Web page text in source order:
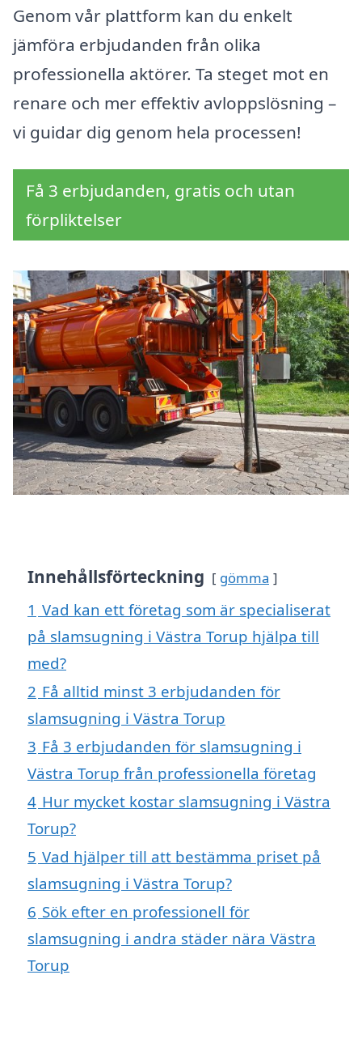
Genom vår plattform kan du enkelt
jämföra erbjudanden från olika
professionella aktörer. Ta steget mot en
renare och mer effektiv avloppslösning –
vi guidar dig genom hela processen!
Få 3 erbjudanden, gratis och utan
förpliktelser
Innehållsförteckning gömma
1 Vad kan ett företag som är specialiserat
på slamsugning i Västra Torup hjälpa till
med?
2 Få alltid minst 3 erbjudanden för
slamsugning i Västra Torup
3 Få 3 erbjudanden för slamsugning i
Västra Torup från professionella företag
4 Hur mycket kostar slamsugning i Västra
Torup?
5 Vad hjälper till att bestämma priset på
slamsugning i Västra Torup?
6 Sök efter en professionell för
slamsugning i andra städer nära Västra
Torup